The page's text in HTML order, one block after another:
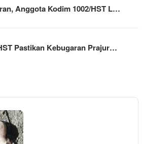
Anggota Kodim 1002/HST L…
Pastikan Kebugaran Prajur…